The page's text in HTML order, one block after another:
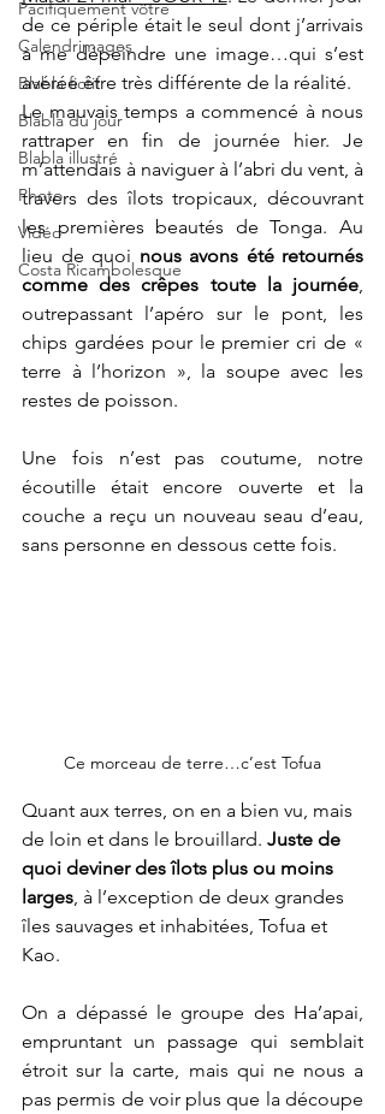
Pacifiquement vôtre
Calendrimages
Blabla fictif
Blabla du jour
Blabla illustré
Photo
Vidéo
Costa Ricambolesque
de ce périple était le seul dont j’arrivais
à me dépeindre une image…qui s’est
avérée être très différente de la réalité.
Le mauvais temps a commencé à nous
rattraper en fin de journée hier. Je
m’attendais à naviguer à l’abri du vent, à
travers des îlots tropicaux, découvrant
les premières beautés de Tonga. Au
lieu de quoi nous avons été retournés
comme des crêpes toute la journée,
outrepassant l’apéro sur le pont, les
chips gardées pour le premier cri de «
terre à l’horizon », la soupe avec les
restes de poisson.
Une fois n’est pas coutume, notre
écoutille était encore ouverte et la
couche a reçu un nouveau seau d’eau,
sans personne en dessous cette fois.
Ce morceau de terre…c’est Tofua
Quant aux terres, on en a bien vu, mais
de loin et dans le brouillard. Juste de
quoi deviner des îlots plus ou moins
larges , à l’exception de deux grandes
îles sauvages et inhabitées, Tofua et
Kao.
On a dépassé le groupe des Ha’apai,
empruntant un passage qui semblait
étroit sur la carte, mais qui ne nous a
pas permis de voir plus que la découpe